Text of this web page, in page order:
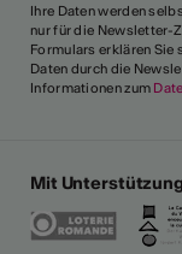
Ihre Daten werden
nur für die Newsletter-
Formulars erklären Sie
Daten durch die
Informationen zum
Mit